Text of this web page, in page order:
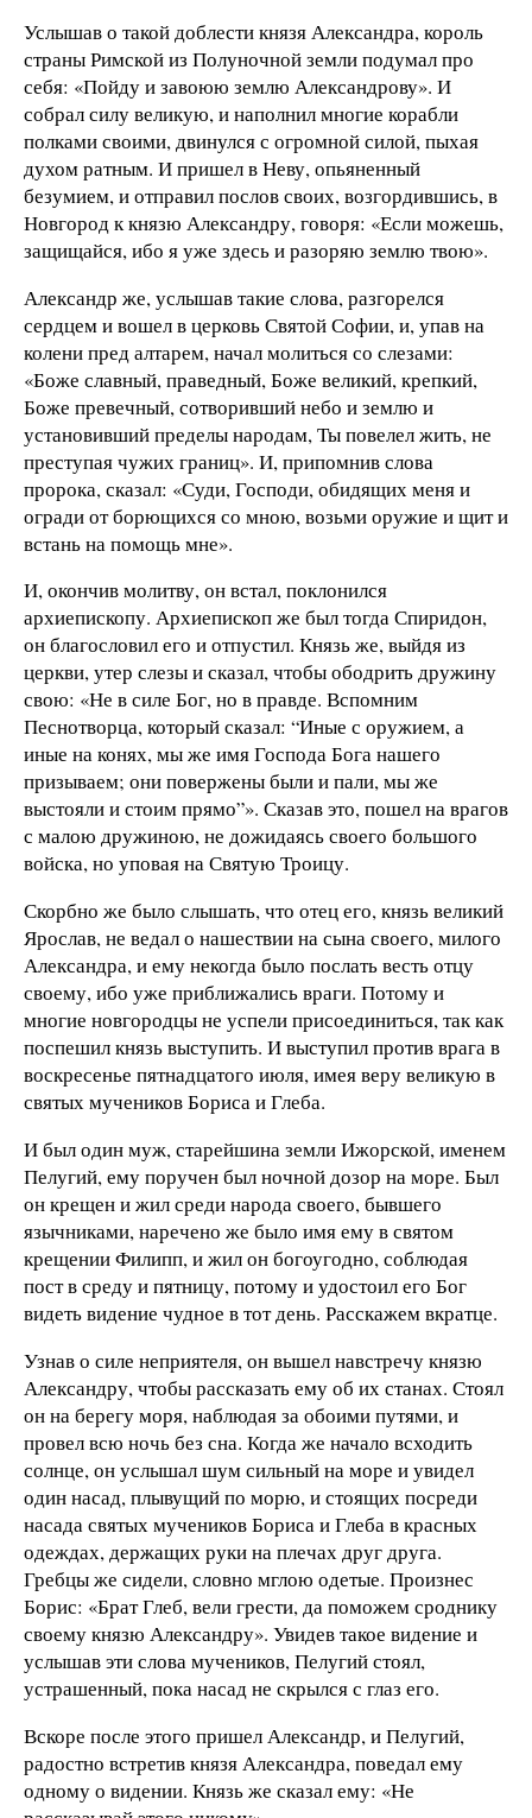
Услышав о такой доблести князя Александра, король
страны Римской из Полуночной земли подумал про
себя: «Пойду и завоюю землю Александрову». И
собрал силу великую, и наполнил многие корабли
полками своими, двинулся с огромной силой, пыхая
духом ратным. И пришел в Неву, опьяненный
безумием, и отправил послов своих, возгордившись, в
Новгород к князю Александру, говоря: «Если можешь,
защищайся, ибо я уже здесь и разоряю землю твою».
Александр же, услышав такие слова, разгорелся
сердцем и вошел в церковь Святой Софии, и, упав на
колени пред алтарем, начал молиться со слезами:
«Боже славный, праведный, Боже великий, крепкий,
Боже превечный, сотворивший небо и землю и
установивший пределы народам, Ты повелел жить, не
преступая чужих границ». И, припомнив слова
пророка, сказал: «Суди, Господи, обидящих меня и
огради от борющихся со мною, возьми оружие и щит и
встань на помощь мне».
И, окончив молитву, он встал, поклонился
архиепископу. Архиепископ же был тогда Спиридон,
он благословил его и отпустил. Князь же, выйдя из
церкви, утер слезы и сказал, чтобы ободрить дружину
свою: «Не в силе Бог, но в правде. Вспомним
Песнотворца, который сказал: “Иные с оружием, а
иные на конях, мы же имя Господа Бога нашего
призываем; они повержены были и пали, мы же
выстояли и стоим прямо”». Сказав это, пошел на врагов
с малою дружиною, не дожидаясь своего большого
войска, но уповая на Святую Троицу.
Скорбно же было слышать, что отец его, князь великий
Ярослав, не ведал о нашествии на сына своего, милого
Александра, и ему некогда было послать весть отцу
своему, ибо уже приближались враги. Потому и
многие новгородцы не успели присоединиться, так как
поспешил князь выступить. И выступил против врага в
воскресенье пятнадцатого июля, имея веру великую в
святых мучеников Бориса и Глеба.
И был один муж, старейшина земли Ижорской, именем
Пелугий, ему поручен был ночной дозор на море. Был
он крещен и жил среди народа своего, бывшего
язычниками, наречено же было имя ему в святом
крещении Филипп, и жил он богоугодно, соблюдая
пост в среду и пятницу, потому и удостоил его Бог
видеть видение чудное в тот день. Расскажем вкратце.
Узнав о силе неприятеля, он вышел навстречу князю
Александру, чтобы рассказать ему об их станах. Стоял
он на берегу моря, наблюдая за обоими путями, и
провел всю ночь без сна. Когда же начало всходить
солнце, он услышал шум сильный на море и увидел
один насад, плывущий по морю, и стоящих посреди
насада святых мучеников Бориса и Глеба в красных
одеждах, держащих руки на плечах друг друга.
Гребцы же сидели, словно мглою одетые. Произнес
Борис: «Брат Глеб, вели грести, да поможем сроднику
своему князю Александру». Увидев такое видение и
услышав эти слова мучеников, Пелугий стоял,
устрашенный, пока насад не скрылся с глаз его.
Вскоре после этого пришел Александр, и Пелугий,
радостно встретив князя Александра, поведал ему
одному о видении. Князь же сказал ему: «Не